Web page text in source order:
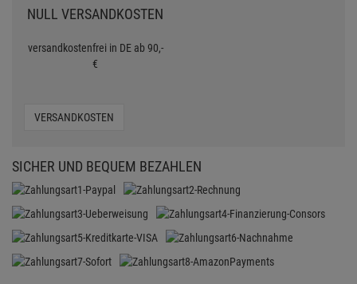
NULL VERSANDKOSTEN
versandkostenfrei in DE ab 90,-
€
VERSANDKOSTEN
SICHER UND BEQUEM BEZAHLEN